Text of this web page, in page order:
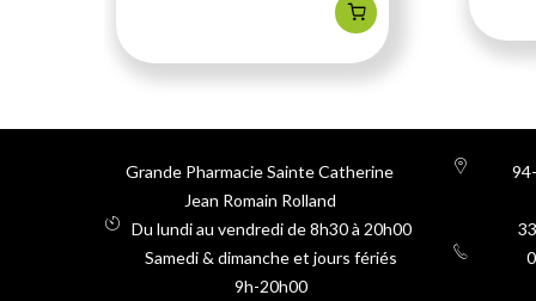
Grande Pharmacie Sainte Catherine
Jean Romain Rolland
Du lundi au vendredi de 8h30 à 20h00
Samedi & dimanche et jours fériés
9h-20h00